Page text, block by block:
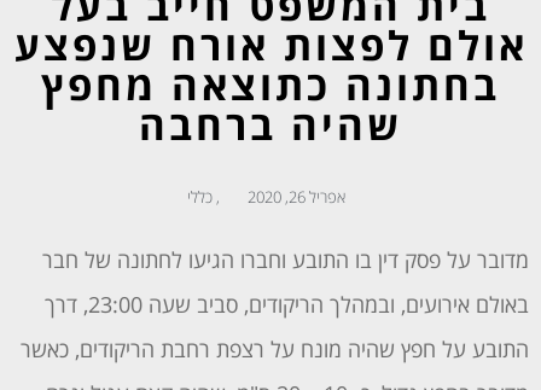
אולם לפצות אורח שנפצע
בחתונה כתוצאה מחפץ
שהיה ברחבה
אפריל 26, 2020 , כללי
מדובר על פסק דין בו התובע וחברו הגיעו לחתונה של חבר
באולם אירועים, ובמהלך הריקודים, סביב שעה 23:00, דרך
התובע על חפץ שהיה מונח על רצפת רחבת הריקודים, כאשר